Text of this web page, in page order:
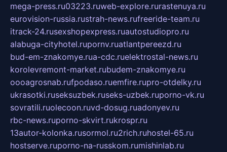
mega-press.ru03223.ruweb-explore.rurastenuya.ru
eurovision-russia.rustrah-news.rufreeride-team.ru
itrack-24.rusexshopexpress.ruautostudiopro.ru
alabuga-cityhotel.rupornv.ruatlantpereezd.ru
bud-em-znakomye.rua-cdc.ruelektrostal-news.ru
korolevremont-market.rubudem-znakomye.ru
oooagrosnab.rufpodaso.ruemfire.rupro-otdelky.ru
ukrasotki.ruseksuzbek.ruseks-uzbek.ruporno-vk.ru
sovratili.ruolecoon.ruvd-dosug.ruadonyev.ru
rbc-news.ruporno-skvirt.rukrospr.ru
13autor-kolonka.rusormol.ru2rich.ruhostel-65.ru
hostserve.ruporno-na-russkom.rumishinlab.ru